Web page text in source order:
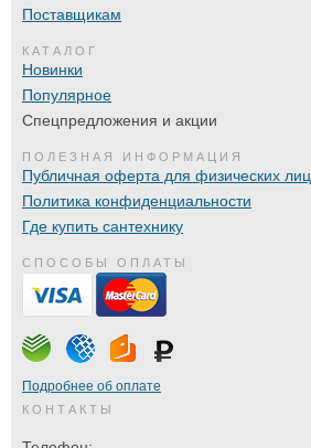
Поставщикам
КАТАЛОГ
Новинки
Популярное
Спецпредложения и акции
ПОЛЕЗНАЯ ИНФОРМАЦИЯ
Публичная оферта для физических лиц
Политика конфиденциальности
Где купить сантехнику
СПОСОБЫ ОПЛАТЫ
Подробнее об оплате
КОНТАКТЫ